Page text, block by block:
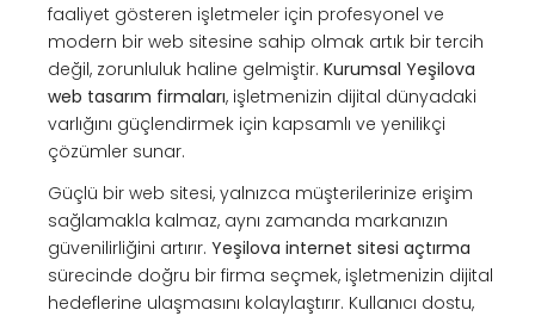
faaliyet gösteren işletmeler için profesyonel ve
modern bir web sitesine sahip olmak artık bir tercih
değil, zorunluluk haline gelmiştir. Kurumsal Yeşilova
web tasarım firmaları, işletmenizin dijital dünyadaki
varlığını güçlendirmek için kapsamlı ve yenilikçi
çözümler sunar.
Güçlü bir web sitesi, yalnızca müşterilerinize erişim
sağlamakla kalmaz, aynı zamanda markanızın
güvenilirliğini artırır. Yeşilova internet sitesi açtırma
sürecinde doğru bir firma seçmek, işletmenizin dijital
hedeflerine ulaşmasını kolaylaştırır. Kullanıcı dostu,